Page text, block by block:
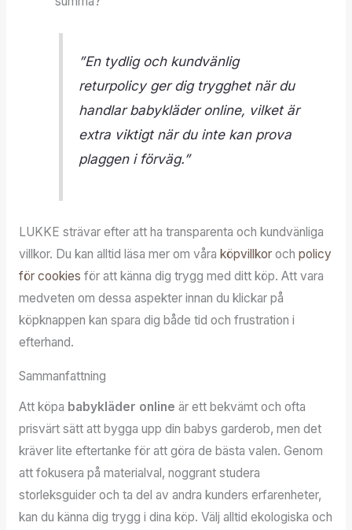
”En tydlig och kundvänlig
returpolicy ger dig trygghet när du
handlar babykläder online, vilket är
extra viktigt när du inte kan prova
plaggen i förväg.”
LUKKE strävar efter att ha transparenta och kundvänliga
villkor. Du kan alltid läsa mer om våra köpvillkoroch policy
för cookies för att känna dig trygg med ditt köp. Att vara
medveten om dessa aspekter innan du klickar på
köpknappen kan spara dig både tid och frustration i
efterhand.
Sammanfattning
Att köpa babykläder online är ett bekvämt och ofta
prisvärt sätt att bygga upp din babys garderob, men det
kräver lite eftertanke för att göra de bästa valen. Genom
att fokusera på materialval, noggrant studera
storleksguider och ta del av andra kunders erfarenheter,
kan du känna dig trygg i dina köp. Välj alltid ekologiska och